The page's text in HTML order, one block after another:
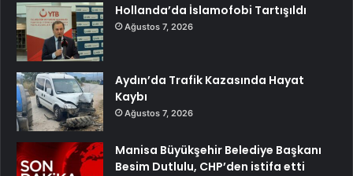
Hollanda’da İslamofobi Tartışıldı
Ağustos 7, 2026
Aydın’da Trafik Kazasında Hayat
Kaybı
Ağustos 7, 2026
Manisa Büyükşehir Belediye Başkanı
Besim Dutlulu, CHP’den istifa etti